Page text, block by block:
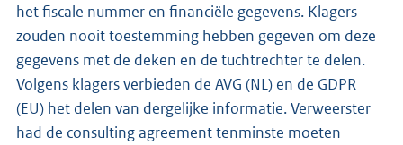
het fiscale nummer en financiële gegevens. Klagers
zouden nooit toestemming hebben gegeven om deze
gegevens met de deken en de tuchtrechter te delen.
Volgens klagers verbieden de AVG (NL) en de GDPR
(EU) het delen van dergelijke informatie. Verweerster
had de consulting agreement tenminste moeten